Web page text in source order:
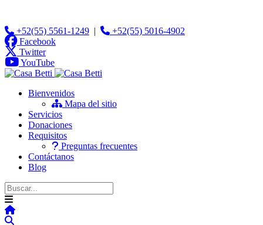
+52(55) 5561-1249 |
+52(55) 5016-4902
Facebook
Twitter
YouTube
Bienvenidos
Mapa del sitio
Servicios
Donaciones
Requisitos
Preguntas frecuentes
Contáctanos
Blog
Home